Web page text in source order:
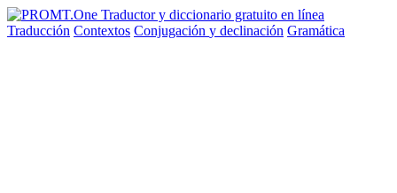
Traducción Contextos Conjugación y declinación Gramática